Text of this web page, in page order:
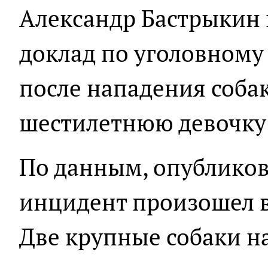
Александр Бастрыкин
доклад по
после нападения
шестилетнюю
По данным,
инцидент произошел
Две крупные собаки